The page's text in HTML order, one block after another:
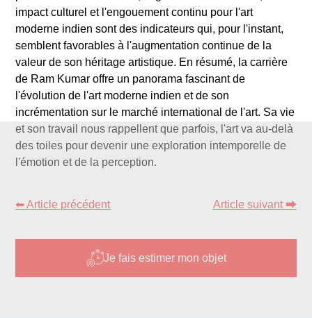
impact culturel et l'engouement continu pour l'art
moderne indien sont des indicateurs qui, pour l'instant,
semblent favorables à l'augmentation continue de la
valeur de son héritage artistique. En résumé, la carrière
de Ram Kumar offre un panorama fascinant de
l'évolution de l'art moderne indien et de son
incrémentation sur le marché international de l'art. Sa vie
et son travail nous rappellent que parfois, l'art va au-delà
des toiles pour devenir une exploration intemporelle de
l'émotion et de la perception.
⬅ Article précédent Article suivant ⮕
Je fais estimer mon objet